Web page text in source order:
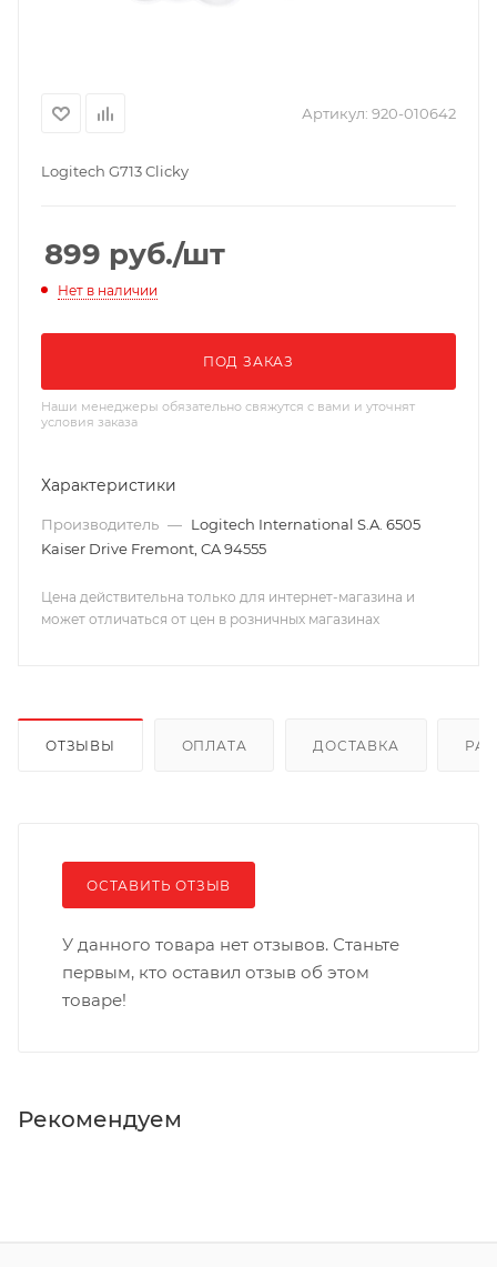
Артикул: 920-010642
Logitech G713 Clicky
899 руб./шт
Нет в наличии
ПОД ЗАКАЗ
Наши менеджеры обязательно свяжутся с вами и уточнят
условия заказа
Характеристики
Производитель — Logitech International S.A. 6505
Kaiser Drive Fremont, CA 94555
Цена действительна только для интернет-магазина и
может отличаться от цен в розничных магазинах
ОТЗЫВЫ ОПЛАТА ДОСТАВКА
ОСТАВИТЬ ОТЗЫВ
У данного товара нет отзывов. Станьте
первым, кто оставил отзыв об этом
товаре!
Рекомендуем